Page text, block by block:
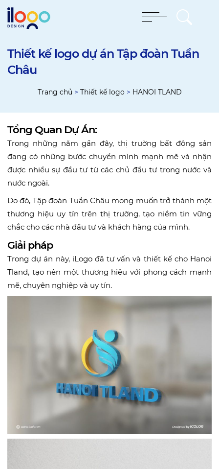
Thiết kế logo dự án Tập đoàn Tuần
Châu
Trang chủ > Thiết kế logo > HANOI TLAND
Tổng Quan Dự Án:
Trong những năm gần đây, thị trường bất động sản
đang có những bước chuyển mình mạnh mẽ và nhận
được nhiều sự đầu tư từ các chủ đầu tư trong nước và
nước ngoài.
Do đó, Tập đoàn Tuần Châu mong muốn trở thành một
thương hiệu uy tín trên thị trường, tạo niềm tin vững
chắc cho các nhà đầu tư và khách hàng của mình.
Giải pháp
Trong dự án này, iLogo đã tư vấn và thiết kế cho Hanoi
Tland, tạo nên một thương hiệu với phong cách mạnh
mẽ, chuyên nghiệp và uy tín.